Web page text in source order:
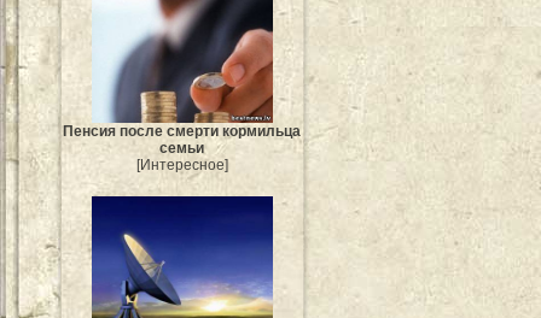
Пенсия после смерти кормильца
семьи
[Интересное]